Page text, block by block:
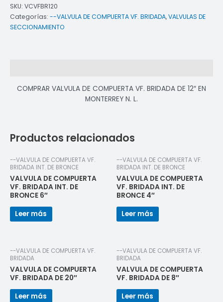
SKU: VCVFBR120
Categorías: --VALVULA DE COMPUERTA VF. BRIDADA,VALVULAS DE
SECCIONAMIENTO
COMPRAR VALVULA DE COMPUERTA VF. BRIDADA DE 12″ EN
MONTERREY N. L.
Productos relacionados
--VALVULA DE COMPUERTA VF.
BRIDADA INT. DE BRONCE
VALVULA DE COMPUERTA
VF. BRIDADA INT. DE
BRONCE 6″
Leer más
--VALVULA DE COMPUERTA VF.
BRIDADA INT. DE BRONCE
VALVULA DE COMPUERTA
VF. BRIDADA INT. DE
BRONCE 4″
Leer más
--VALVULA DE COMPUERTA VF.
BRIDADA
VALVULA DE COMPUERTA
VF. BRIDADA DE 20″
Leer más
--VALVULA DE COMPUERTA VF.
BRIDADA
VALVULA DE COMPUERTA
VF. BRIDADA DE 8″
Leer más